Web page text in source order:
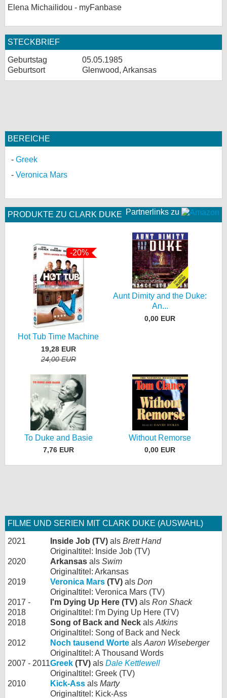
Elena Michailidou - myFanbase
STECKBRIEF
Geburtstag
05.05.1985
Geburtsort
Glenwood, Arkansas
BEREICHE
Greek
Veronica Mars
Partnerlinks zu
PRODUKTE ZU CLARK DUKE
-20%
Hot Tub Time Machine
19,28 EUR
24,00 EUR
Aunt Dimity and the Duke:
An...
0,00 EUR
To Duke and Basie
7,76 EUR
Without Remorse
0,00 EUR
FILME UND SERIEN MIT CLARK DUKE (AUSWAHL)
2021 Inside Job (TV) als Brett Hand
Originaltitel: Inside Job (TV)
2020
Arkansas als Swim
Originaltitel: Arkansas
2019
Veronica Mars (TV) als Don
Originaltitel: Veronica Mars (TV)
2017 -
2018
I'm Dying Up Here (TV) als Ron Shack
Originaltitel: I'm Dying Up Here (TV)
2018
Song of Back and Neck als Atkins
Originaltitel: Song of Back and Neck
2012
Noch tausend Worte als Aaron Wiseberger
Originaltitel: A Thousand Words
2007 - 2011Greek (TV) als Dale Kettlewell
Originaltitel: Greek (TV)
2010
Kick-Ass als Marty
Originaltitel: Kick-Ass